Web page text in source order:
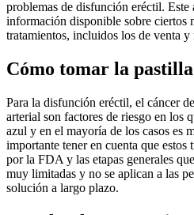
problemas de disfunción eréctil.
información disponible sobre ciertos
tratamientos, incluidos los de venta y
Cómo tomar la
Para la disfunción eréctil, el cáncer
arterial son factores de riesgo en los
azul y en el mayoría de los casos es
importante tener en cuenta que estos
por la FDA y las etapas generales
muy limitadas y no se aplican a las
solución a largo plazo.